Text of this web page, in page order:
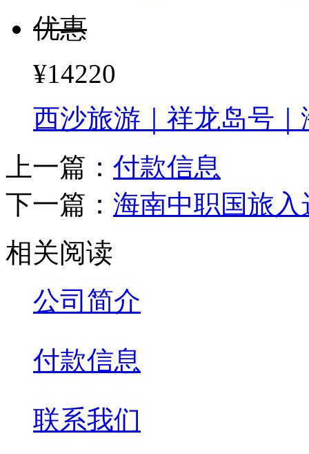
优惠
¥14220
西沙旅游｜祥龙岛号
上一篇： 付款信息
下一篇： 海南中职国旅
相关阅读
公司简介
付款信息
联系我们